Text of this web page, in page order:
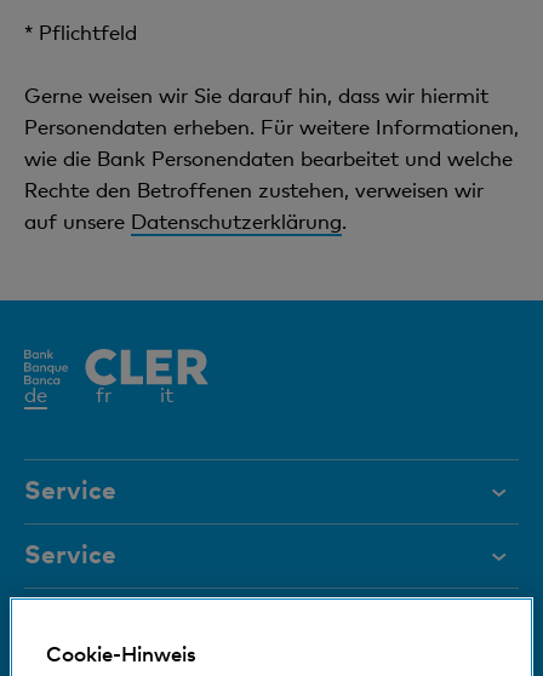
* Pflichtfeld
Gerne weisen wir Sie darauf hin, dass wir hiermit
Personendaten erheben. Für weitere Informationen,
wie die Bank Personendaten bearbeitet und welche
Rechte den Betroffenen zustehen, verweisen wir
auf unsere Datenschutzerklärung.
deAktives
fr it
Service
Hilfe & Kontakt
Dokumente
Magazin
Service
Digital Banking
Hilfe und Kontakt
Cookie-Hinweis